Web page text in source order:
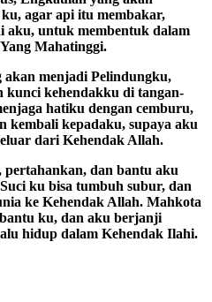
agar api itu membakar,
aku, untuk membentuk dalam
Mahatinggi.
akan menjadi Pelindungku,
kunci kehendakku di tangan-
hatiku dengan cemburu,
kembali kepadaku, supaya aku
dari Kehendak Allah.
dan bantu aku
ku bisa tumbuh subur, dan
ke Kehendak Allah. Mahkota
ku, dan aku berjanji
hidup dalam Kehendak Ilahi.